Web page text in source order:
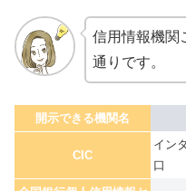
信用情報機関
通りです。
開示できる機関名
CIC
イン
口